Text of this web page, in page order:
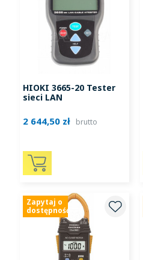
HIOKI 3665-20 Tester
sieci LAN
2 644,50 zł brutto
Zapytaj o
dostępność